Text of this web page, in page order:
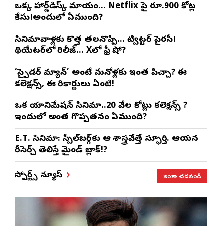
ఒక్క హార్డ్‌డిస్క్ మాయం… Netflix పై రూ.900 కోట్ల
కేసు!అందులో ఏముంది?
సినిమావాళ్లకు కొత్త తలనొప్పి… ట్విట్టర్ పైరసీ!
థియేటర్‌లో రిలీజ్… Xలో ఫ్రీ షో?
‘స్పైడర్ మ్యాన్’ అంటే మనోళ్లకు ఇంత పిచ్చా? ఈ
కలెక్షన్స్, ఈ రికార్డులు ఏంటి!
ఒక యానిమేషన్ సినిమా..20 వేల కోట్లు కలెక్షన్స్ ?
ఇందులో అంత గొప్పతనం ఏముంది?
E.T. సినిమా: స్పీల్‌బర్గ్‌కు ఆ శాస్త్రవేత్తే స్ఫూర్తి. ఆయన
రీసెర్చ్ తెలిస్తే మైండ్ బ్లాక్!?
స్పోర్ట్స్ న్యూస్ ఇంకా చదవండి